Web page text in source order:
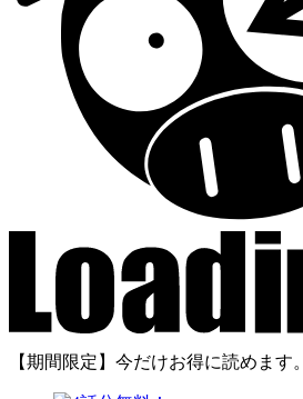
【期間限定】今だけお得に読めます。